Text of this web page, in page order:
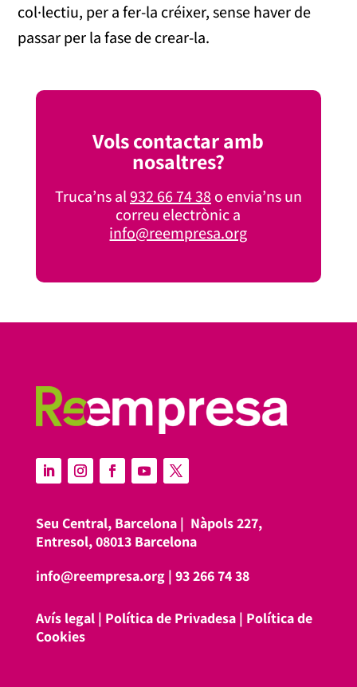
col·lectiu, per a fer-la créixer, sense haver de
passar per la fase de crear-la.
Vols contactar amb
nosaltres?
Truca’ns al932 66 74 38o envia’ns un
correu electrònic a
info@reempresa.org
Seu Central, Barcelona | Nàpols 227,
Entresol, 08013 Barcelona
info@reempresa.org| 93 266 74 38
Avís legal| Política de Privadesa| Política de
Cookies